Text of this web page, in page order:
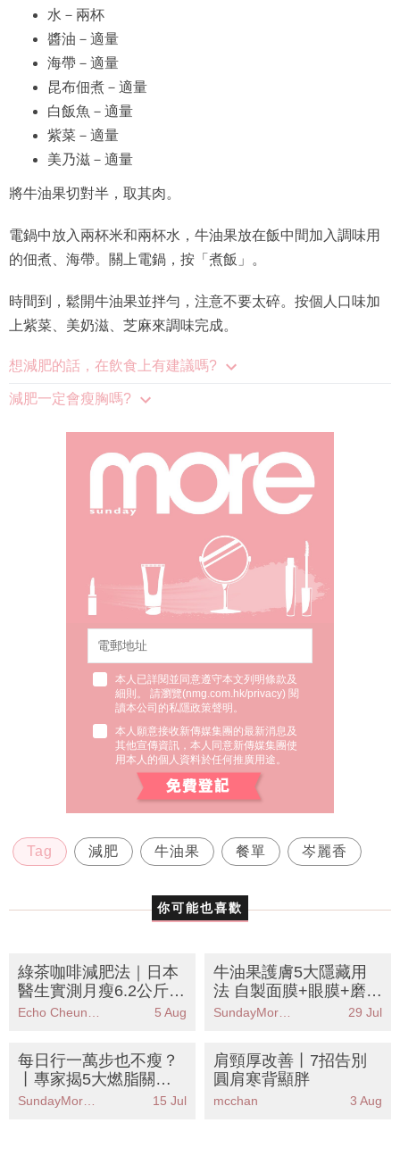
水－兩杯
醬油－適量
海帶－適量
昆布佃煮－適量
白飯魚－適量
紫菜－適量
美乃滋－適量
將牛油果切對半，取其肉。
電鍋中放入兩杯米和兩杯水，牛油果放在飯中間加入調味用
的佃煮、海帶。關上電鍋，按「煮飯」。
時間到，鬆開牛油果並拌勻，注意不要太碎。按個人口味加
上紫菜、美奶滋、芝麻來調味完成。
想減肥的話，在飲食上有建議嗎?
減肥一定會瘦胸嗎?
本人已詳閱並同意遵守本文列明條款及
細則。 請瀏覽(nmg.com.hk/privacy) 閱
讀本公司的私隱政策聲明。
本人願意接收新傳媒集團的最新消息及
其他宣傳資訊，本人同意新傳媒集團使
用本人的個人資料於任何推廣用途。
Tag 減肥 牛油果 餐單 岑麗香
你可能也喜歡
綠茶咖啡減肥法｜日本
醫生實測月瘦6.2公斤！
黃金比例公開 專減大肚
5 Aug
牛油果護膚5大隱藏用
法 自製面膜+眼膜+磨砂
膏：抗氧化+提升肌膚29 Jul
每日行一萬步也不瘦？
丨專家揭5大燃脂關
鍵：心率才是重點！附
SundayMore編輯部 15 Jul
肩頸厚改善丨7招告別
圓肩寒背顯胖
mcchan 3 Aug